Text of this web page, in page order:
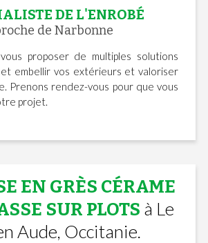
DE L'ENROBÉ
de Narbonne
proposer de multiples solutions
et embellir vos extérieurs et valoriser
Prenons rendez-vous pour que vous
projet.
EN GRÈS CÉRAME
SUR PLOTS à Le
Aude, Occitanie.